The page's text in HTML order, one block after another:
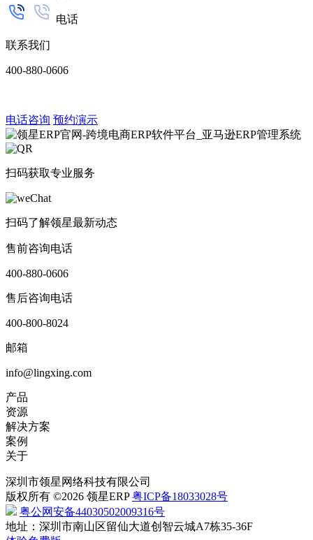
电话
联系我们
400-880-0606
电话咨询 预约演示
扫码获取专业服务
扫码了解领星最新动态
售前咨询电话
400-880-0606
售后咨询电话
400-800-8024
邮箱
info@lingxing.com
产品
资源
解决方案
案例
关于
深圳市领星网络科技有限公司
版权所有 ©2026 领星ERP粤ICP备18033028号
粤公网安备44030502009316号
地址：深圳市南山区留仙大道创智云城A7栋35-36F